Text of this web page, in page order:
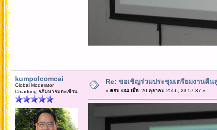
kumpolcomcai
Global Moderator
Cmadong อภิมหาอมตะเซียน
Re: ขอเชิญร่วมประชุมเตรียมงานคืน
« ตอบ #34 เมื่อ:20 ตุลาคม 2556, 23:57:37 »